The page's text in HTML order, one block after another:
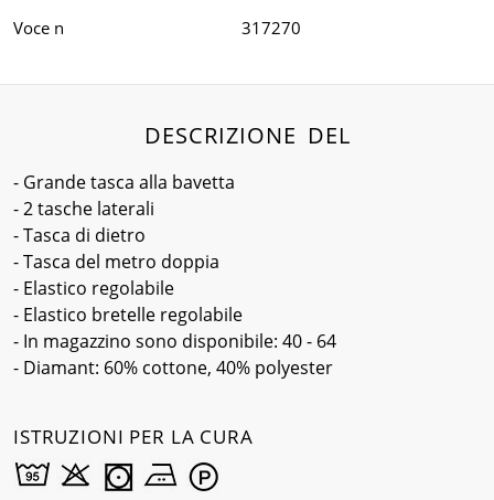
Voce n 317270
DESCRIZIONE DEL
- Grande tasca alla bavetta
- 2 tasche laterali
- Tasca di dietro
- Tasca del metro doppia
- Elastico regolabile
- Elastico bretelle regolabile
- In magazzino sono disponibile: 40 - 64
- Diamant: 60% cottone, 40% polyester
ISTRUZIONI PER LA CURA